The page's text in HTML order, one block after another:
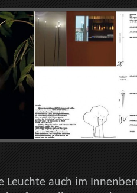
Leuchte auch im